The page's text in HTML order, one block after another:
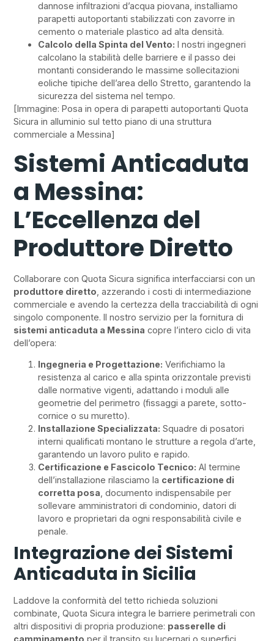
dannose infiltrazioni d’acqua piovana, installiamo
parapetti autoportanti stabilizzati con zavorre in
cemento o materiale plastico ad alta densità.
Calcolo della Spinta del Vento: I nostri ingegneri
calcolano la stabilità delle barriere e il passo dei
montanti considerando le massime sollecitazioni
eoliche tipiche dell’area dello Stretto, garantendo la
sicurezza del sistema nel tempo.
[Immagine: Posa in opera di parapetti autoportanti Quota
Sicura in alluminio sul tetto piano di una struttura
commerciale a Messina]
Sistemi Anticaduta
a Messina:
L’Eccellenza del
Produttore Diretto
Collaborare con Quota Sicura significa interfacciarsi con un
produttore diretto , azzerando i costi di intermediazione
commerciale e avendo la certezza della tracciabilità di ogni
singolo componente. Il nostro servizio per la fornitura di
sistemi anticaduta a Messina copre l’intero ciclo di vita
dell’opera:
Ingegneria e Progettazione: Verifichiamo la
resistenza al carico e alla spinta orizzontale previsti
dalle normative vigenti, adattando i moduli alle
geometrie del perimetro (fissaggi a parete, sotto-
cornice o su muretto).
Installazione Specializzata: Squadre di posatori
interni qualificati montano le strutture a regola d’arte,
garantendo un lavoro pulito e rapido.
Certificazione e Fascicolo Tecnico: Al termine
dell’installazione rilasciamo la certificazione di
corretta posa , documento indispensabile per
sollevare amministratori di condominio, datori di
lavoro e proprietari da ogni responsabilità civile e
penale.
Integrazione dei Sistemi
Anticaduta in Sicilia
Laddove la conformità del tetto richieda soluzioni
combinate, Quota Sicura integra le barriere perimetrali con
altri dispositivi di propria produzione: passerelle di